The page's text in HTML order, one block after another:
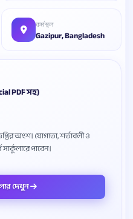
কর্মস্থল
Gazipur, Bangladesh
PDF সহ)
অংশ। যোগ্যতা, শর্তাবলী ও
দেখুন